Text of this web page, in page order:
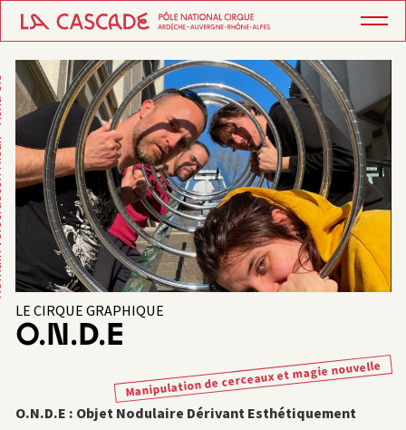
LE CIRQUE GRAPHIQUE
O.N.D.E
Manipulation de cerceaux et magie nouvelle
O.N.D.E : Objet Nodulaire Dérivant Esthétiquement